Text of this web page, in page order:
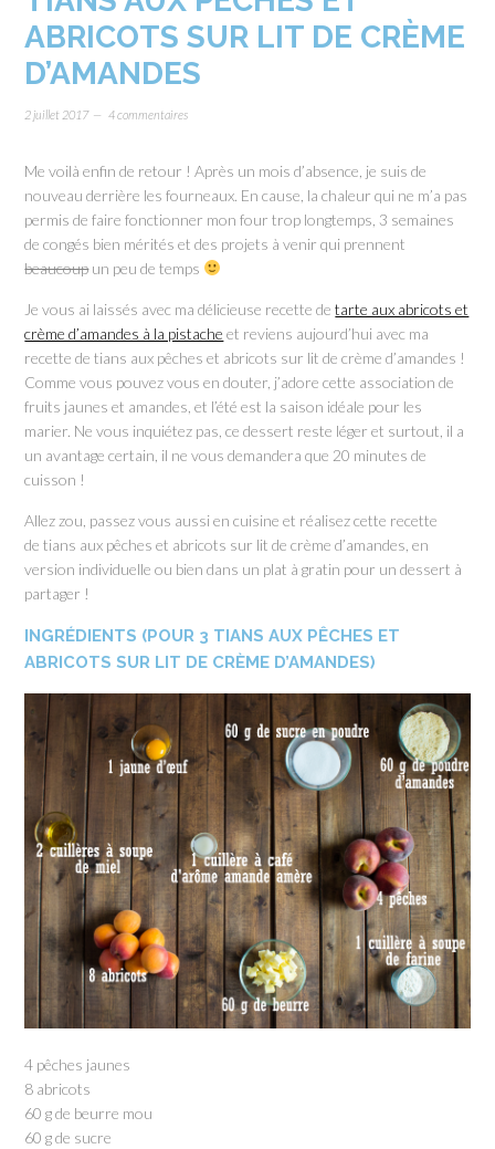
ABRICOTS SUR LIT DE CRÈME
D’AMANDES
2 juillet 2017 4 commentaires
Me voilà enfin de retour ! Après un mois d’absence, je suis de
nouveau derrière les fourneaux. En cause, la chaleur qui ne m’a pas
permis de faire fonctionner mon four trop longtemps, 3 semaines
de congés bien mérités et des projets à venir qui prennent
beaucoupun peu de temps
Je vous ai laissés avec ma délicieuse recette detarte aux abricots et
crème d’amandes à la pistache et reviens aujourd’hui avec ma
recette de tians aux pêches et abricots sur lit de crème d’amandes !
Comme vous pouvez vous en douter, j’adore cette association de
fruits jaunes et amandes, et l’été est la saison idéale pour les
marier. Ne vous inquiétez pas, ce dessert reste léger et surtout, il a
un avantage certain, il ne vous demandera que 20 minutes de
cuisson !
Allez zou, passez vous aussi en cuisine et réalisez cette recette
de tians aux pêches et abricots sur lit de crème d’amandes, en
version individuelle ou bien dans un plat à gratin pour un dessert à
partager !
INGRÉDIENTS (POUR 3 TIANS AUX PÊCHES ET
ABRICOTS SUR LIT DE CRÈME D’AMANDES)
4 pêches jaunes
8 abricots
60 g de beurre mou
60 g de sucre